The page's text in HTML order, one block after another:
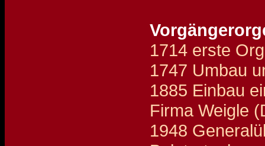
1714 erste
1747 Umbau
1885 Einbau
Firma Weigle
1948